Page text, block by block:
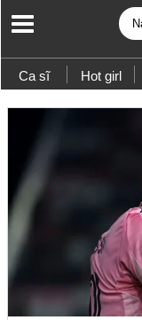
Ca sĩ Hot girl